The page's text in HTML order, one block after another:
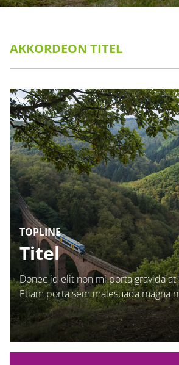
AKKORDEON TITEL
TOPLINE
Titel
Donec id elit non mi porta gravida at
Etiam porta sem malesuada magna